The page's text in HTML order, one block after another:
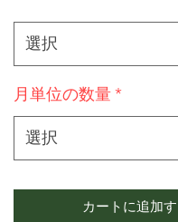
選択
月単位の数量*
選択
カートに追加